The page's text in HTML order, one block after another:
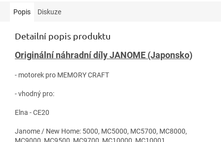
Popis Diskuze
Detailní popis produktu
Originální náhradní díly JANOME (Japonsko)
- motorek pro MEMORY CRAFT
- vhodný pro:
Elna - CE20
Janome / New Home: 5000, MC5000, MC5700, MC8000,